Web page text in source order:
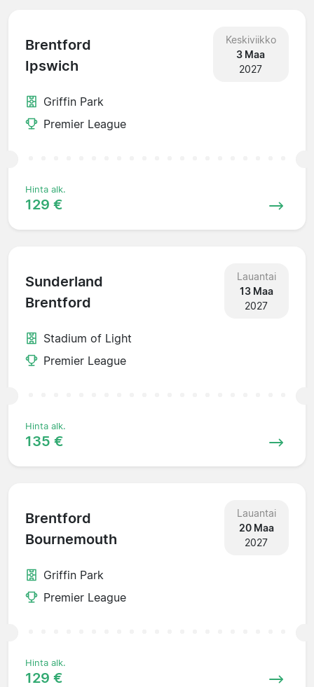
Brentford
Ipswich
Keskiviikko
3 Maa
2027
Griffin Park
Premier League
Hinta alk.
129 €
Sunderland
Brentford
Lauantai
13 Maa
2027
Stadium of Light
Premier League
Hinta alk.
135 €
Brentford
Bournemouth
Lauantai
20 Maa
2027
Griffin Park
Premier League
Hinta alk.
129 €